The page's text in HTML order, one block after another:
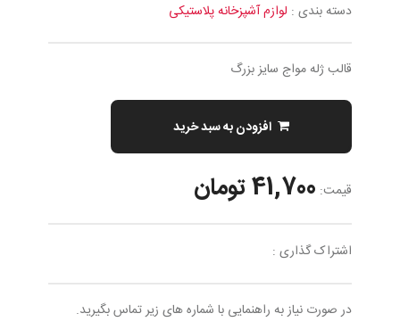
دسته بندی : لوازم آشپزخانه پلاستیکی
قالب ژله مواج سایز بزرگ
افزودن به سبد خرید
قیمت: 41,700 تومان
اشتراک گذاری :
در صورت نیاز به راهنمایی با شماره های زیر تماس بگیرید.